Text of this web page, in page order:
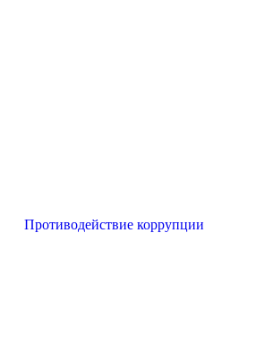
Противодействие коррупции